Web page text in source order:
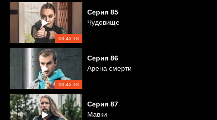
00:43:18
Серия 85
Чудовище
00:42:18
Серия 86
Арена смерти
Серия 87
Мавки